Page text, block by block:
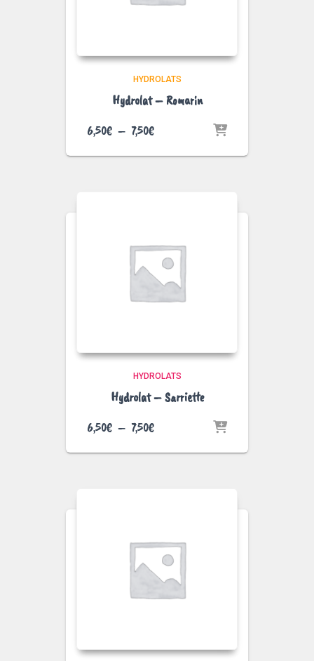
HYDROLATS
Hydrolat – Romarin
6,50€ – 7,50€Plage
prix :
HYDROLATS
Hydrolat – Sarriette
6,50€ – 7,50€Plage
prix :